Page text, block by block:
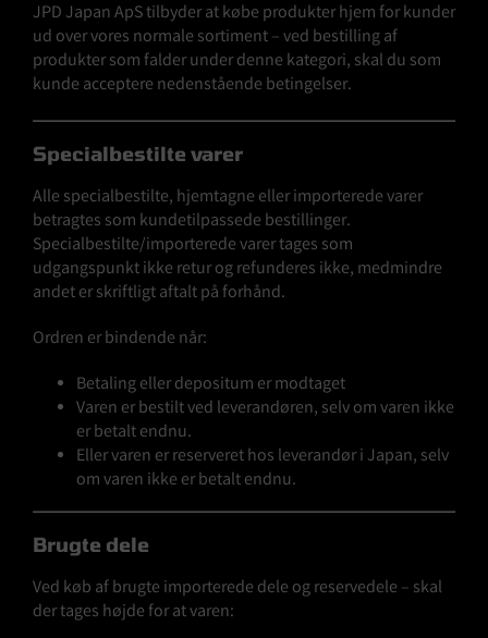
JPD Japan ApS tilbyder at købe produkter hjem for kunder
ud over vores normale sortiment – ved bestilling af
produkter som falder under denne kategori, skal du som
kunde acceptere nedenstående betingelser.
Specialbestilte varer
Alle specialbestilte, hjemtagne eller importerede varer
betragtes som kundetilpassede bestillinger.
Specialbestilte/importerede varer tages som
udgangspunkt ikke retur og refunderes ikke, medmindre
andet er skriftligt aftalt på forhånd.
Ordren er bindende når:
Betaling eller depositum er modtaget
Varen er bestilt ved leverandøren, selv om varen ikke
er betalt endnu.
Eller varen er reserveret hos leverandør i Japan, selv
om varen ikke er betalt endnu.
Brugte dele
Ved køb af brugte importerede dele og reservedele – skal
der tages højde for at varen: